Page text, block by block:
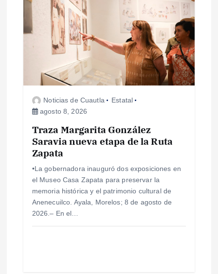
ó
Noticias de Cuautla
Estatal
agosto 8, 2026
Traza Margarita González
Saravia nueva etapa de la Ruta
Zapata
•La gobernadora inauguró dos exposiciones en
el Museo Casa Zapata para preservar la
memoria histórica y el patrimonio cultural de
Anenecuilco. Ayala, Morelos; 8 de agosto de
2026.– En el…